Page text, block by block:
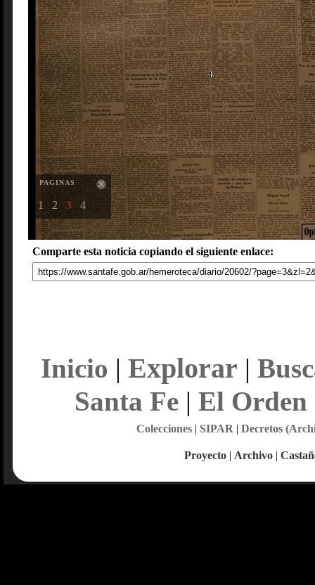
PAGINAS
1 2 3 4
Comparte esta noticia copiando el siguiente enlace:
Inicio | Explorar |
Santa Fe| El Orden
Colecciones| SIPAR | Decretos
Proyecto | Archivo |